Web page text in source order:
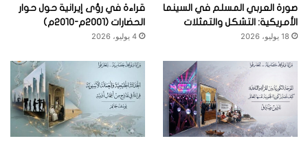
صورة العربي المسلم في السينما
الأمريكية: التشكل والتمثلات
18 يوليو، 2026
قراءة في رؤى إيرانية حول حوار
الحضارات (2001م-2010م)
4 يوليو، 2026